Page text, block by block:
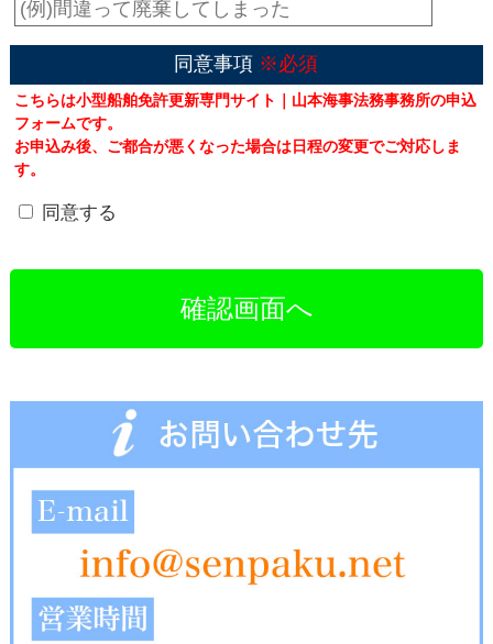
同意事項 ※必須
こちらは小型船舶免許更新専門サイト｜山本海事法務事務所の申込
フォームです。
お申込み後、ご都合が悪くなった場合は日程の変更でご対応しま
す。
同意する